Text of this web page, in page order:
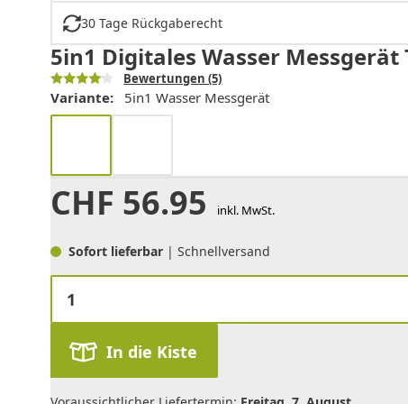
30 Tage Rückgaberecht
5in1 Digitales Wasser
Bewertungen (5)
Variante: 5in1 Wasser Messgerät
CHF 56.95 inkl. MwSt.
Sofort lieferbar | Schnellversand
In die Kiste